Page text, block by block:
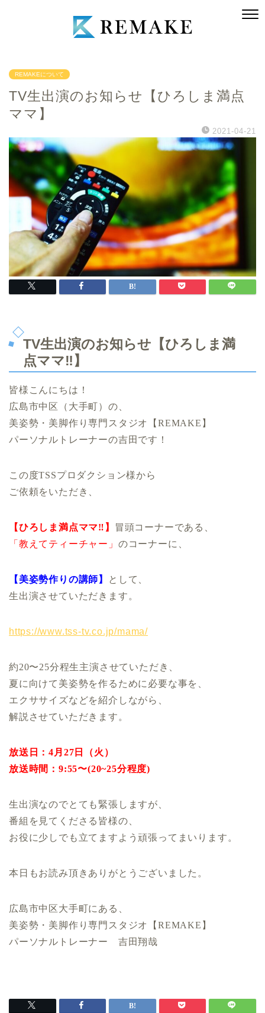
REMAKEについて
TV生出演のお知らせ【ひろしま満点
ママ】
2021-04-21
TV生出演のお知らせ【ひろしま満
点ママ‼︎】
皆様こんにちは！
広島市中区（大手町）の、
美姿勢・美脚作り専門スタジオ【REMAKE】
パーソナルトレーナーの吉田です！
この度TSSプロダクション様から
ご依頼をいただき、
【ひろしま満点ママ‼︎】
冒頭コーナーである、
「教えてティーチャー」 のコーナーに、
【美姿勢作りの講師】
として、
生出演させていただきます。
https://www.tss-tv.co.jp/mama/
約20〜25分程生主演させていただき、
夏に向けて美姿勢を作るために必要な事を、
エクササイズなどを紹介しながら、
解説させていただきます。
放送日：4月27日（火）
放送時間：9:55〜(20~25分程度)
生出演なのでとても緊張しますが、
番組を見てくださる皆様の、
お役に少しでも立てますよう頑張ってまいります。
本日もお読み頂きありがとうございました。
広島市中区大手町にある、
美姿勢・美脚作り専門スタジオ【REMAKE】
パーソナルトレーナー 吉田翔哉